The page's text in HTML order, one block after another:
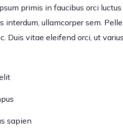
primis in faucibus orci
interdum, ullamcorper sem.
Duis vitae eleifend orci, ut
sapien